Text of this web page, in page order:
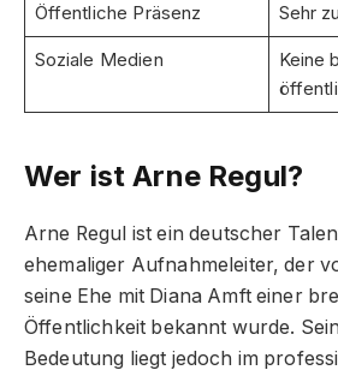
Öffentliche Präsenz Sehr
Soziale Medien
Keine
Wer ist Arne Regul?
Arne Regul ist ein deutscher
ehemaliger Aufnahmeleiter, der
seine Ehe mit Diana Amft einer
Öffentlichkeit bekannt wurde.
Bedeutung liegt jedoch im